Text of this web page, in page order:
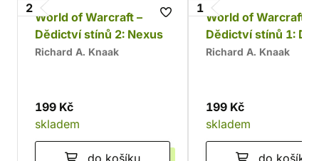
2
World of Warcraft –
Dědictví stínů 2: Nexus
Richard A. Knaak
199 Kč
skladem
do košíku
1
World of Warcraft -
Dědictví stínů 1:
Outlandu
Richard A. Knaak
199 Kč
skladem
do košíku